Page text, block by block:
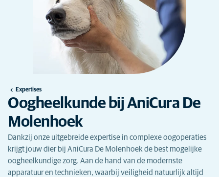
Expertises
Oogheelkunde bij AniCura De
Molenhoek
Dankzij onze uitgebreide expertise in complexe oogoperaties
krijgt jouw dier bij AniCura De Molenhoek de best mogelijke
oogheelkundige zorg. Aan de hand van de modernste
apparatuur en technieken, waarbij veiligheid natuurlijk altijd